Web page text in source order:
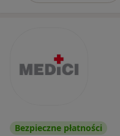
Bezpieczne płatności